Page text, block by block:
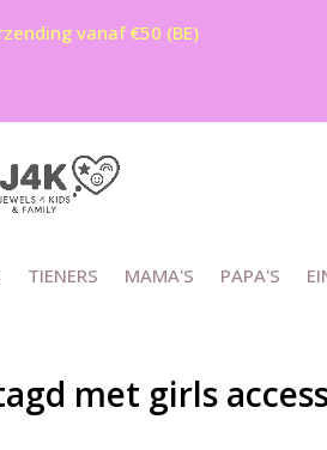
TIENERS MAMA'S PAPA'S
vanaf €50 (BE)
met girls